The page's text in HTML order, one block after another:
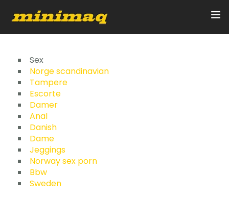
Inicio
Servicios
Implementos
Control Remoto/GPS
Quienes Somos
Contacto
Sex
Norge scandinavian
Tampere
Escorte
Damer
Anal
Danish
Dame
Jeggings
Norway sex porn
Bbw
Sweden